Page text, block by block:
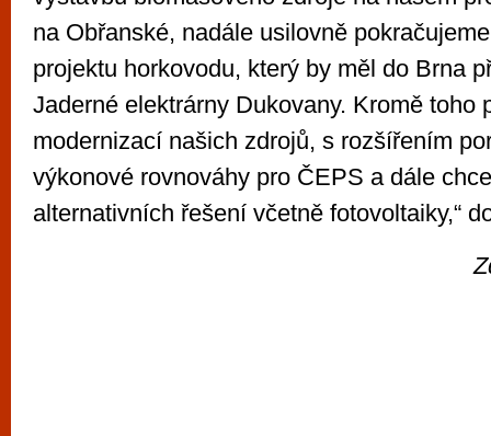
na Obřanské, nadále usilovně
projektu horkovodu, který by měl do Brna
Jaderné elektrárny Dukovany. Kromě toho
modernizací našich zdrojů, s rozšířením
výkonové rovnováhy pro ČEPS a dále
alternativních řešení včetně fotovoltaiky,“